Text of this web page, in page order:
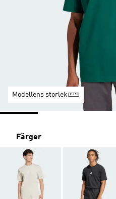
Modellens storlek
Färger